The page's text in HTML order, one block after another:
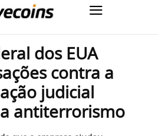
dos EUA
contra a
judicial
antiterrorismo